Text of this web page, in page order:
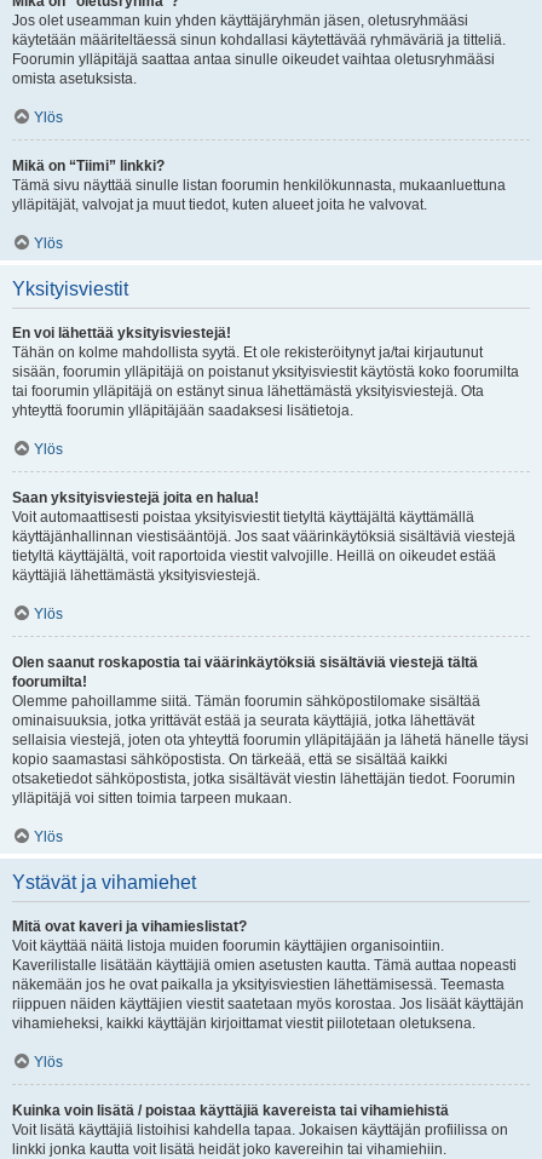
Jos olet useamman kuin yhden käyttäjäryhmän jäsen, oletusryhmääsi
käytetään määriteltäessä sinun kohdallasi käytettävää ryhmäväriä ja titteliä.
Foorumin ylläpitäjä saattaa antaa sinulle oikeudet vaihtaa oletusryhmääsi
omista asetuksista.
Ylös
Mikä on “Tiimi” linkki?
Tämä sivu näyttää sinulle listan foorumin henkilökunnasta, mukaanluettuna
ylläpitäjät, valvojat ja muut tiedot, kuten alueet joita he valvovat.
Ylös
Yksityisviestit
En voi lähettää yksityisviestejä!
Tähän on kolme mahdollista syytä. Et ole rekisteröitynyt ja/tai kirjautunut
sisään, foorumin ylläpitäjä on poistanut yksityisviestit käytöstä koko foorumilta
tai foorumin ylläpitäjä on estänyt sinua lähettämästä yksityisviestejä. Ota
yhteyttä foorumin ylläpitäjään saadaksesi lisätietoja.
Ylös
Saan yksityisviestejä joita en halua!
Voit automaattisesti poistaa yksityisviestit tietyltä käyttäjältä käyttämällä
käyttäjänhallinnan viestisääntöjä. Jos saat väärinkäytöksiä sisältäviä viestejä
tietyltä käyttäjältä, voit raportoida viestit valvojille. Heillä on oikeudet estää
käyttäjiä lähettämästä yksityisviestejä.
Ylös
Olen saanut roskapostia tai väärinkäytöksiä sisältäviä viestejä tältä
foorumilta!
Olemme pahoillamme siitä. Tämän foorumin sähköpostilomake sisältää
ominaisuuksia, jotka yrittävät estää ja seurata käyttäjiä, jotka lähettävät
sellaisia viestejä, joten ota yhteyttä foorumin ylläpitäjään ja lähetä hänelle täysi
kopio saamastasi sähköpostista. On tärkeää, että se sisältää kaikki
otsaketiedot sähköpostista, jotka sisältävät viestin lähettäjän tiedot. Foorumin
ylläpitäjä voi sitten toimia tarpeen mukaan.
Ylös
Ystävät ja vihamiehet
Mitä ovat kaveri ja vihamieslistat?
Voit käyttää näitä listoja muiden foorumin käyttäjien organisointiin.
Kaverilistalle lisätään käyttäjiä omien asetusten kautta. Tämä auttaa nopeasti
näkemään jos he ovat paikalla ja yksityisviestien lähettämisessä. Teemasta
riippuen näiden käyttäjien viestit saatetaan myös korostaa. Jos lisäät käyttäjän
vihamieheksi, kaikki käyttäjän kirjoittamat viestit piilotetaan oletuksena.
Ylös
Kuinka voin lisätä / poistaa käyttäjiä kavereista tai vihamiehistä
Voit lisätä käyttäjiä listoihisi kahdella tapaa. Jokaisen käyttäjän profiilissa on
linkki jonka kautta voit lisätä heidät joko kavereihin tai vihamiehiin.